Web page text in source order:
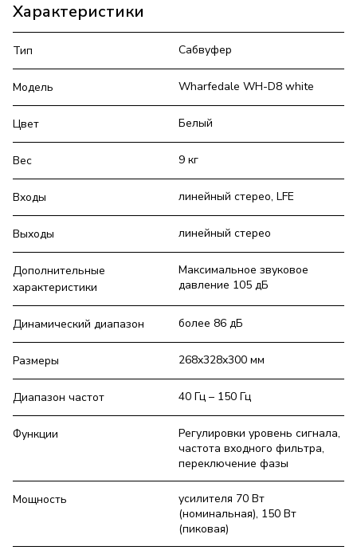
Характеристики
Тип Сабвуфер
Модель Wharfedale WH-D8 white
Цвет Белый
Вес 9 кг
Входы линейный стерео, LFE
Выходы линейный стерео
Дополнительные
характеристики
Максимальное звуковое
давление 105 дБ
Динамический диапазон более 86 дБ
Размеры 268x328x300 мм
Диапазон частот 40 Гц – 150 Гц
Функции
Регулировки уровень сигнала,
частота входного фильтра,
переключение фазы
Мощность
усилителя 70 Вт
(номинальная), 150 Вт
(пиковая)